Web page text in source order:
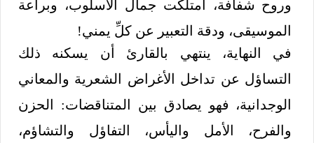
وروح شفافة، امتلكت جمال الأسلوب، وبراعة
الموسيقى، ودقة التعبير عن كلِّ يمني!
في النهاية، ينتهي بالقارئ أن يسكنه ذلك
التساؤل عن تداخل الأغراض الشعرية والمعاني
الوجدانية، فهو يصادق بين المتناقضات: الحزن
والفرح، الأمل واليأس، التفاؤل والتشاؤم،